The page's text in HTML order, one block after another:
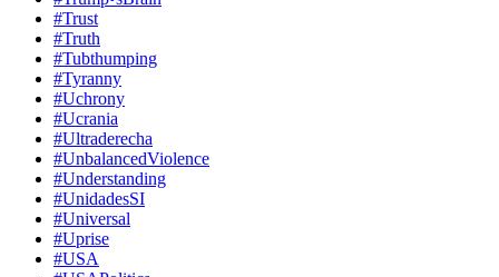
#Trust
#Truth
#Tubthumping
#Tyranny
#Uchrony
#Ucrania
#Ultraderecha
#UnbalancedViolence
#Understanding
#UnidadesSI
#Universal
#Uprise
#USA